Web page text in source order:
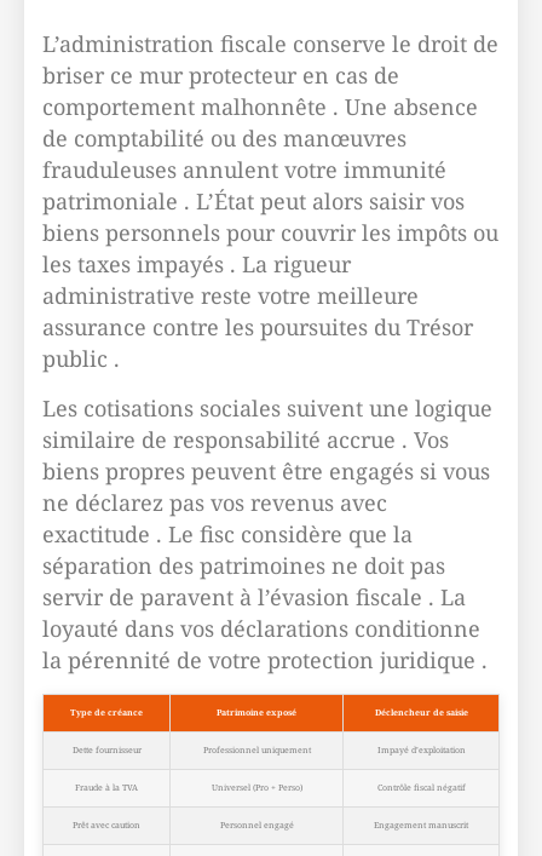
L’administration fiscale conserve le droit de
briser ce mur protecteur en cas de
comportement malhonnête . Une absence
de comptabilité ou des manœuvres
frauduleuses annulent votre immunité
patrimoniale . L’État peut alors saisir vos
biens personnels pour couvrir les impôts ou
les taxes impayés . La rigueur
administrative reste votre meilleure
assurance contre les poursuites du Trésor
public .
Les cotisations sociales suivent une logique
similaire de responsabilité accrue . Vos
biens propres peuvent être engagés si vous
ne déclarez pas vos revenus avec
exactitude . Le fisc considère que la
séparation des patrimoines ne doit pas
servir de paravent à l’évasion fiscale . La
loyauté dans vos déclarations conditionne
la pérennité de votre protection juridique .
Type de créance Patrimoine exposé Déclencheur de saisie
Dette fournisseur Professionnel uniquement Impayé d’exploitation
Fraude à la TVA Universel (Pro + Perso) Contrôle fiscal négatif
Prêt avec caution Personnel engagé Engagement manuscrit